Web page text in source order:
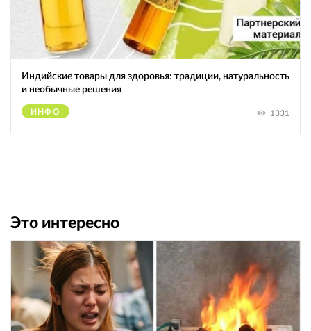
Индийские товары для здоровья: традиции, натуральность
и необычные решения
ИНФО 1331
Это интересно